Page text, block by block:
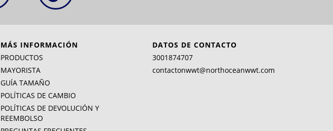
MÁS INFORMACIÓN
PRODUCTOS
MAYORISTA
GUÍA TAMAÑO
POLÍTICAS DE CAMBIO
POLÍTICAS DE DEVOLUCIÓN Y
REEMBOLSO
DATOS DE CONTACTO
3001874707
contactonwwt@northoceanwwt.com